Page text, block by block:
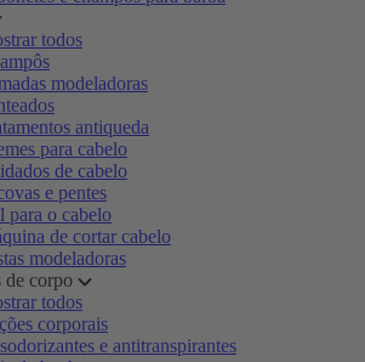
todos
modeladoras
antiqueda
para cabelo
de cabelo
e pentes
para o cabelo
de cortar cabelo
modeladoras
de corpo
todos
corporais
e antitranspirantes